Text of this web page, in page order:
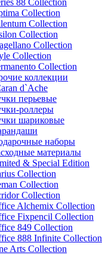
88 Collection
Collection
Collection
Collection
Collection
Collection
Collection
коллекции
d`Ache
перьевые
роллеры
шариковые
наборы
материалы
& Special Edition
Collection
Collection
Collection
Alchemix Collection
Fixpencil Collection
849 Collection
888 Infinite Collection
Arts Collection